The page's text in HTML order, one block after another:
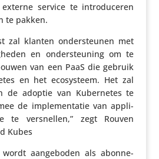
service te intro­du­ceren
te pakken.
zal klanten onder­steunen met
en onder­steu­ning om te
van een PaaS die gebruik
en het ecosys­teem. Het zal
de adoptie van Kuber­netes te
de imple­men­tatie van appli­
te versnellen,” zegt Rouven
Kubes
wordt aange­boden als abon­ne­